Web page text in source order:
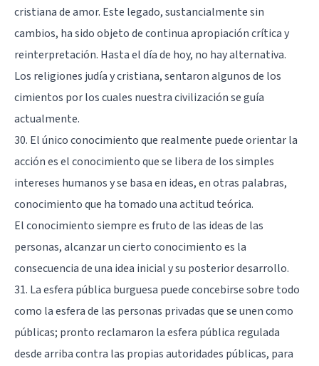
cristiana de amor. Este legado, sustancialmente sin
cambios, ha sido objeto de continua apropiación crítica y
reinterpretación. Hasta el día de hoy, no hay alternativa.
Los religiones judía y cristiana, sentaron algunos de los
cimientos por los cuales nuestra civilización se guía
actualmente.
30. El único conocimiento que realmente puede orientar la
acción es el conocimiento que se libera de los simples
intereses humanos y se basa en ideas, en otras palabras,
conocimiento que ha tomado una actitud teórica.
El conocimiento siempre es fruto de las ideas de las
personas, alcanzar un cierto conocimiento es la
consecuencia de una idea inicial y su posterior desarrollo.
31. La esfera pública burguesa puede concebirse sobre todo
como la esfera de las personas privadas que se unen como
públicas; pronto reclamaron la esfera pública regulada
desde arriba contra las propias autoridades públicas, para